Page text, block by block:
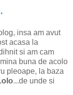
insa am avut
acasa la
si am cam
buna de acolo
pleoape, la baza
...de unde si